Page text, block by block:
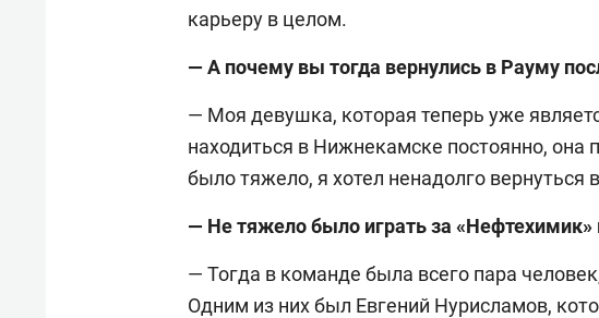
карьеру в целом.
— А почему вы тогда вернулись в Рауму
— Моя девушка, которая теперь уже
находиться в Нижнекамске постоянно, она
было тяжело, я хотел ненадолго вернуться
— Не тяжело было играть за «Нефтехимик»
— Тогда в команде была всего пара
Одним из них был Евгений Нурисламов,